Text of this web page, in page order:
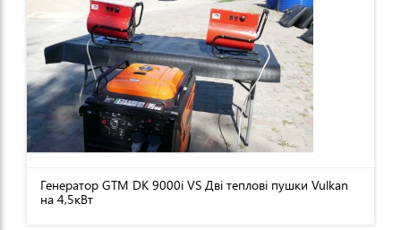
Генератор GTM DK 9000i VS Дві теплові пушки Vulkan
на 4,5кВт